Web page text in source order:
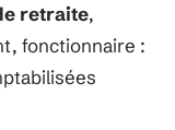
retraite,
fonctionnaire :